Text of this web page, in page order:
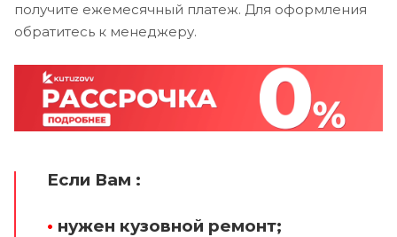
получите ежемесячный платеж. Для оформления
обратитесь к менеджеру.
Если Вам :
• нужен кузовной ремонт;